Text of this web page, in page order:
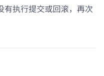
有执行提交或回滚，再次